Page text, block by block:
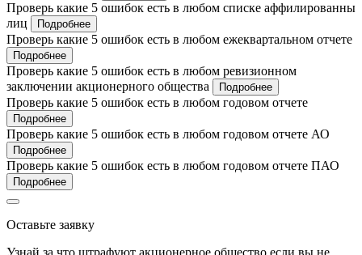
Проверь какие 5 ошибок есть в любом списке аффилированны
лиц
Подробнее
Проверь какие 5 ошибок есть в любом ежеквартальном отчете
Подробнее
Проверь какие 5 ошибок есть в любом ревизионном
заключении акционерного общества
Подробнее
Проверь какие 5 ошибок есть в любом годовом отчете
Подробнее
Проверь какие 5 ошибок есть в любом годовом отчете АО
Подробнее
Проверь какие 5 ошибок есть в любом годовом отчете ПАО
Подробнее
Оставьте заявку